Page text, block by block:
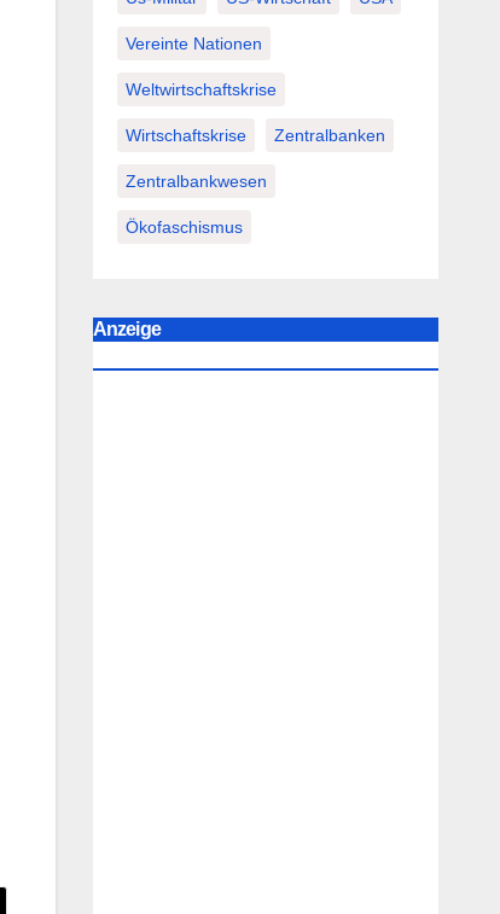
Vereinte Nationen
Weltwirtschaftskrise
Wirtschaftskrise Zentralbanken
Zentralbankwesen
Ökofaschismus
Anzeige